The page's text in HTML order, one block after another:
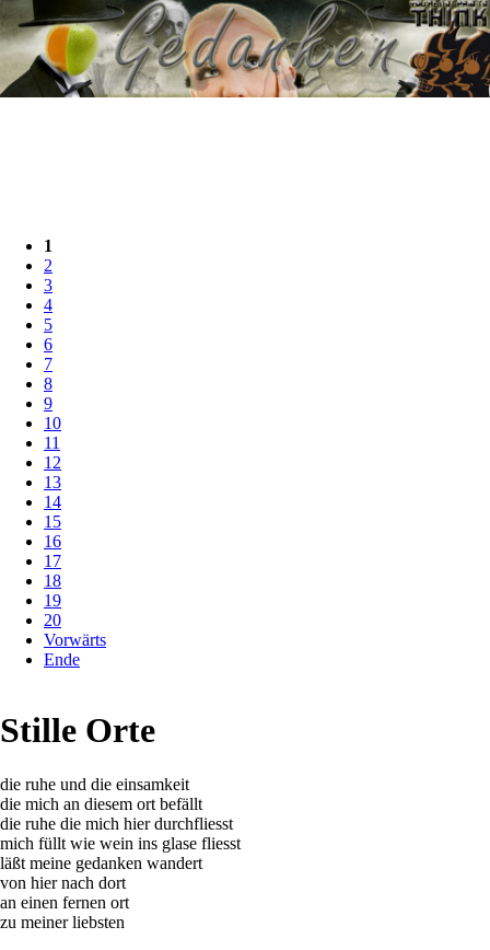
1
2
3
4
5
6
7
8
9
10
11
12
13
14
15
16
17
18
19
20
Vorwärts
Ende
Stille Orte
die ruhe und die einsamkeit
die mich an diesem ort befällt
die ruhe die mich hier durchfliesst
mich füllt wie wein ins glase fliesst
läßt meine gedanken wandert
von hier nach dort
an einen fernen ort
zu meiner liebsten